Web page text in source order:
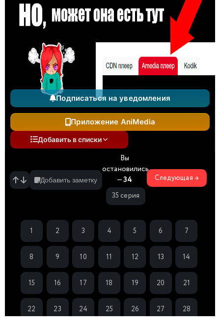
Подписаться на уведомления
Приложение AniMedia
Добавить в списки
Добавить заметку
Вы
остановились
—34
35 серия
Следующая →
1 2 3 4 5 6 7
8 9 10 11 12 13 14
15 16 17 18 19 20 21
22 23 24 25 26 27 28